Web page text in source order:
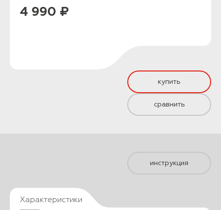
4 990 ₽
купить
сравнить
инструкция
Характеристики